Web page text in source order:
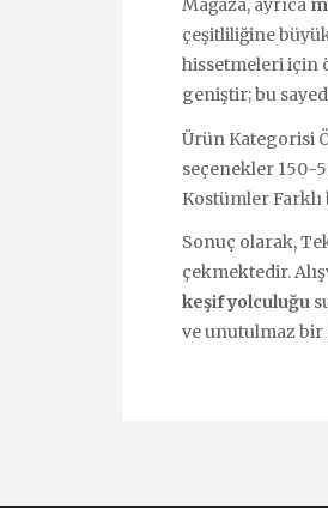
Mağaza, ayrıca
çeşitliliğine
hissetmeleri için
geniştir; bu
Ürün Kategorisi
seçenekler 150-
Kostümler
Sonuç olarak,
çekmektedir.
keşif yolculuğu
ve unutulmaz bir